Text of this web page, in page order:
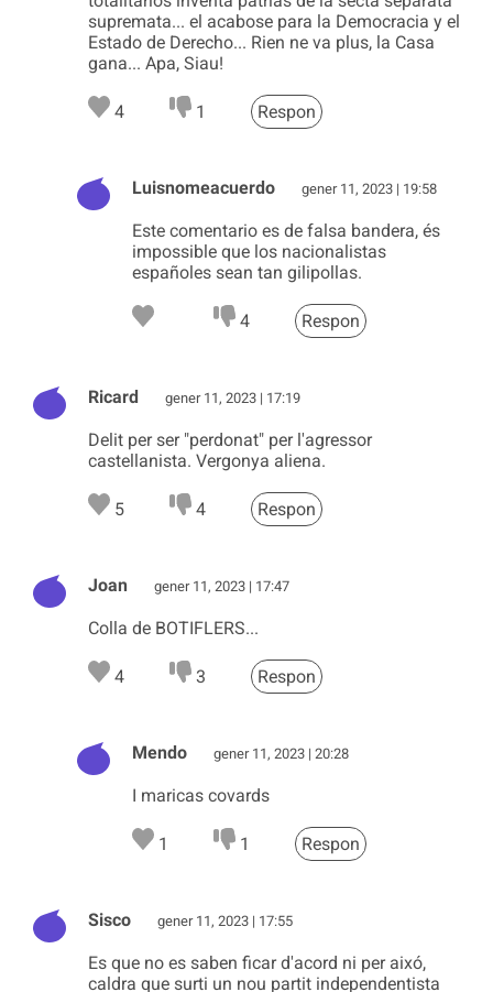
supremata... el acabose para la Democracia y el
Estado de Derecho... Rien ne va plus, la Casa
gana... Apa, Siau!
4 1 Respon
Luisnomeacuerdo gener 11, 2023 | 19:58
Este comentario es de falsa bandera, és
impossible que los nacionalistas
españoles sean tan gilipollas.
4 Respon
Ricard gener 11, 2023 | 17:19
Delit per ser "perdonat" per l'agressor
castellanista. Vergonya aliena.
5 4 Respon
Joan gener 11, 2023 | 17:47
Colla de BOTIFLERS...
4 3 Respon
Mendo gener 11, 2023 | 20:28
I maricas covards
1 1 Respon
Sisco gener 11, 2023 | 17:55
Es que no es saben ficar d'acord ni per aixó,
caldra que surti un nou partit independentista